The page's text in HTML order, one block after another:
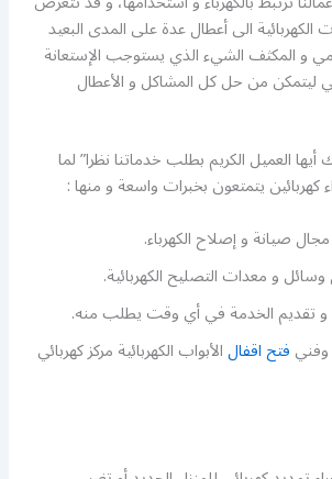
الكهربائية الى أعطال عدة على المدى البعيد
و المكثف الشيء الذي يستوجب الإستعانة
ليتمكن من حل كل المشاكل و الأعطال
العميل الكريم بطلب خدماتنا نظرا” لما
يتمتعون بخبرات واسعة و منها :
صيانة و إصلاح الكهرباء.
و معدات التصليح الكهربائية.
و تقديم الخدمة في أي وقت يطلب منه.
وفنيفتح اقفالالأبواب الكهربائية مركز كهربائي